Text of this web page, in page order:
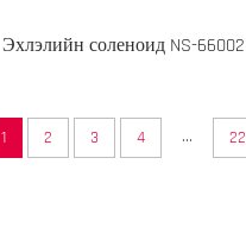
Эхлэлийн соленоид NS-66002
1 2 3 4 ... 22